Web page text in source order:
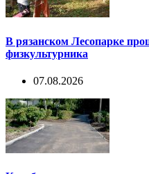
В рязанском Лесопарке
физкультурника
07.08.2026